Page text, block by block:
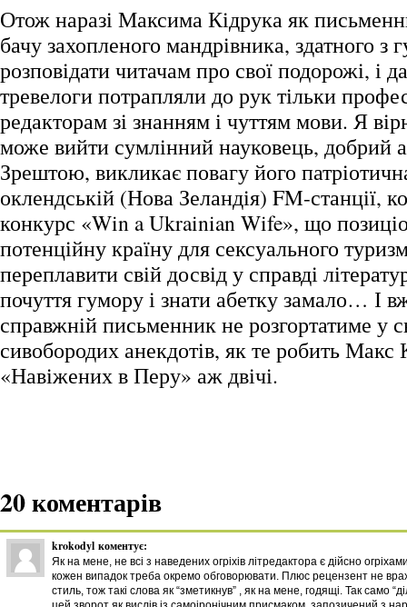
Отож наразі Максима Кідрука як
бачу захопленого мандрівника, здатного з
розповідати читачам про свої подорожі, і
тревелоги потрапляли до рук тільки
редакторам зі знанням і чуттям мови. Я
може вийти сумлінний науковець, добрий
Зрештою, викликає повагу його
оклендській (Нова Зеландія) FM-станції,
конкурс «Win a Ukrainian Wife», що
потенційну країну для сексуального
переплавити свій досвід у справді
почуття гумору і знати абетку замало… І
справжній письменник не розгортатиме у
сивобородих анекдотів, як те робить Макс
«Навіжених в Перу» аж двічі.
20 коментарів
krokodyl коментує:
Як на мене, не всі з наведених огріхів літредактора є дійсно
кожен випадок треба окремо обговорювати. Плюс рецензент не
стиль, тож такі слова як “зметикнув” , як на мене, годящі. Так само